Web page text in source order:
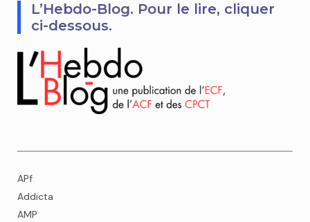
L’Hebdo-Blog. Pour le lire, cliquer
ci-dessous.
APf
Addicta
AMP